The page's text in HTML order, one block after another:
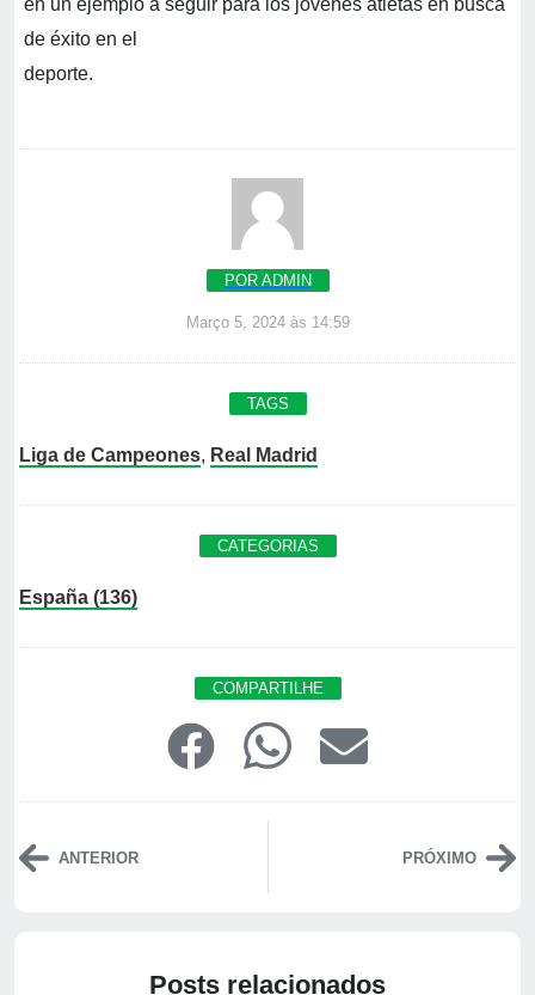
de éxito en el
POR ADMIN
Março 5, 2024 às 14:59
TAGS
Liga de Campeones, Real Madrid
CATEGORIAS
España (136)
COMPARTILHE
ANTERIOR PRÓXIMO
Posts relacionados